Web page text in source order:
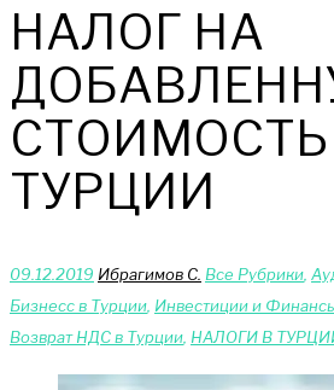
НАЛОГ НА
СТОИМОСТЬ
ТУРЦИИ
09.12.2019 Ибрагимов С. Bce Pyбрики
Бизнесс в Турции Инвестиции и
Возврат НДС в Турции НАЛОГИ В